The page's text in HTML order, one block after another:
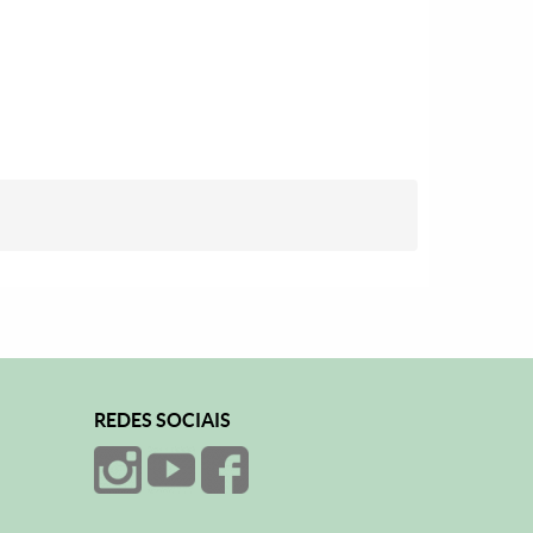
REDES SOCIAIS